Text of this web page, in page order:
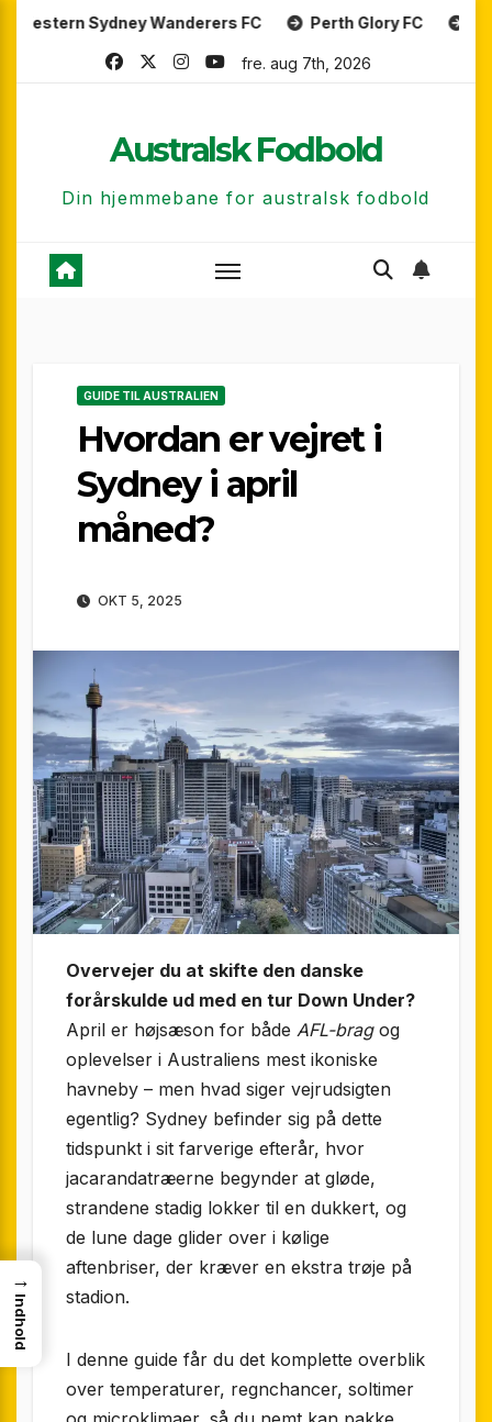
Skip
Sydney Wanderers FC Perth Glory FC Central
fre. aug 7th, 2026
Australsk Fodbold
Din hjemmebane for australsk fodbold
GUIDE TIL AUSTRALIEN
Hvordan er vejret i
Sydney i april
måned?
OKT 5, 2025
Overvejer du at skifte den danske
forårskulde ud med en tur Down Under?
April er højsæson for både AFL-bragog
oplevelser i Australiens mest ikoniske
havneby – men hvad siger vejrudsigten
egentlig? Sydney befinder sig på dette
tidspunkt i sit farverige efterår, hvor
jacarandatræerne begynder at gløde,
strandene stadig lokker til en dukkert, og
de lune dage glider over i kølige
aftenbriser, der kræver en ekstra trøje på
stadion.
I denne guide får du det komplette overblik
over temperaturer, regnchancer, soltimer
→
Indhold